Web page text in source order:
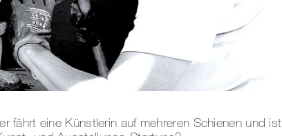
fährt eine Künstlerin auf mehreren Schienen und ist